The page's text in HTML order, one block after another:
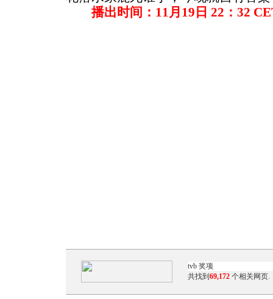
播出时间：11月19日 22：32
共找到 69,172 个相关网页.